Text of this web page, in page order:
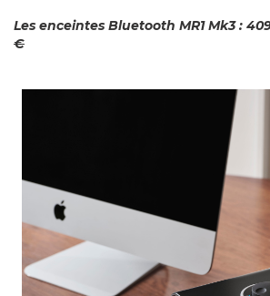
Les enceintes Bluetooth MR1 Mk3 :
€